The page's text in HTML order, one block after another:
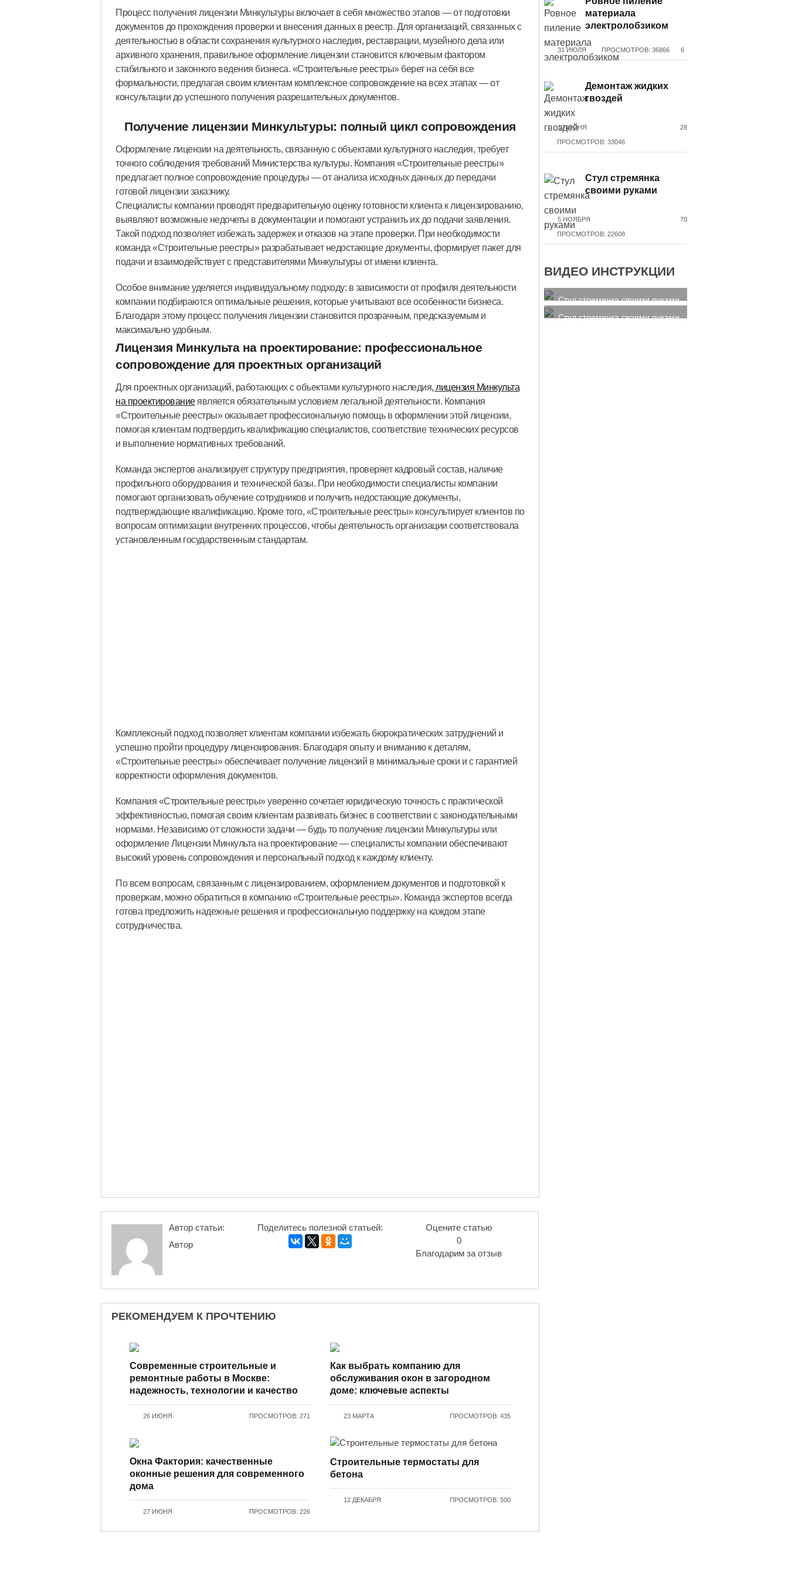
Процесс получения лицензии Минкультуры включает в себя множество этапов — от подготовки
документов до прохождения проверки и внесения данных в реестр. Для организаций, связанных с
деятельностью в области сохранения культурного наследия, реставрации, музейного дела или
архивного хранения, правильное оформление лицензии становится ключевым фактором
стабильного и законного ведения бизнеса. «Строительные реестры» берет на себя все
формальности, предлагая своим клиентам комплексное сопровождение на всех этапах — от
консультации до успешного получения разрешительных документов.
Получение лицензии Минкультуры: полный цикл сопровождения
Оформление лицензии на деятельность, связанную с объектами культурного наследия, требует
точного соблюдения требований Министерства культуры. Компания «Строительные реестры»
предлагает полное сопровождение процедуры — от анализа исходных данных до передачи
готовой лицензии заказчику.
Специалисты компании проводят предварительную оценку готовности клиента к лицензированию,
выявляют возможные недочеты в документации и помогают устранить их до подачи заявления.
Такой подход позволяет избежать задержек и отказов на этапе проверки. При необходимости
команда «Строительные реестры» разрабатывает недостающие документы, формирует пакет для
подачи и взаимодействует с представителями Минкультуры от имени клиента.
Особое внимание уделяется индивидуальному подходу: в зависимости от профиля деятельности
компании подбираются оптимальные решения, которые учитывают все особенности бизнеса.
Благодаря этому процесс получения лицензии становится прозрачным, предсказуемым и
максимально удобным.
Лицензия Минкульта на проектирование: профессиональное
сопровождение для проектных организаций
Для проектных организаций, работающих с объектами культурного наследия, лицензия Минкульта
на проектированиеявляется обязательным условием легальной деятельности. Компания
«Строительные реестры» оказывает профессиональную помощь в оформлении этой лицензии,
помогая клиентам подтвердить квалификацию специалистов, соответствие технических ресурсов
и выполнение нормативных требований.
Команда экспертов анализирует структуру предприятия, проверяет кадровый состав, наличие
профильного оборудования и технической базы. При необходимости специалисты компании
помогают организовать обучение сотрудников и получить недостающие документы,
подтверждающие квалификацию. Кроме того, «Строительные реестры» консультирует клиентов по
вопросам оптимизации внутренних процессов, чтобы деятельность организации соответствовала
установленным государственным стандартам.
Комплексный подход позволяет клиентам компании избежать бюрократических затруднений и
успешно пройти процедуру лицензирования. Благодаря опыту и вниманию к деталям,
«Строительные реестры» обеспечивает получение лицензий в минимальные сроки и с гарантией
корректности оформления документов.
Компания «Строительные реестры» уверенно сочетает юридическую точность с практической
эффективностью, помогая своим клиентам развивать бизнес в соответствии с законодательными
нормами. Независимо от сложности задачи — будь то получение лицензии Минкультуры или
оформление Лицензии Минкульта на проектирование — специалисты компании обеспечивают
высокий уровень сопровождения и персональный подход к каждому клиенту.
По всем вопросам, связанным с лицензированием, оформлением документов и подготовкой к
проверкам, можно обратиться в компанию «Строительные реестры». Команда экспертов всегда
готова предложить надежные решения и профессиональную поддержку на каждом этапе
сотрудничества.
Автор статьи:
Автор
Поделитесь полезной статьей:
Оцените статью
0
Благодарим за отзыв
РЕКОМЕНДУЕМ К ПРОЧТЕНИЮ
Современные строительные и
ремонтные работы в Москве:
надежность, технологии и качество
26 ИЮНЯ ПРОСМОТРОВ: 271
Как выбрать компанию для
обслуживания окон в загородном
доме: ключевые аспекты
23 МАРТА ПРОСМОТРОВ: 435
Окна Фактория: качественные
оконные решения для современного
дома
27 ИЮНЯ ПРОСМОТРОВ: 226
Строительные термостаты для
бетона
12 ДЕКАБРЯ ПРОСМОТРОВ: 500
материала
электролобзиком
31 ИЮЛЯ 6
ПРОСМОТРОВ: 36866
Демонтаж жидких
гвоздей
17 ИЮНЯ 28
ПРОСМОТРОВ: 33046
Стул стремянка
своими руками
5 НОЯБРЯ 70
ПРОСМОТРОВ: 22608
ВИДЕО ИНСТРУКЦИИ
Стул стремянка своими руками
Стул стремянка своими руками